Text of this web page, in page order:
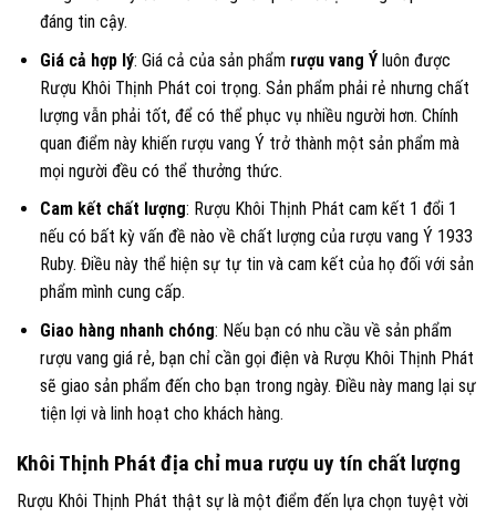
đáng tin cậy.
Giá cả hợp lý: Giá cả của sản phẩm rượu vang Ýluôn được
Rượu Khôi Thịnh Phát coi trọng. Sản phẩm phải rẻ nhưng chất
lượng vẫn phải tốt, để có thể phục vụ nhiều người hơn. Chính
quan điểm này khiến rượu vang Ý trở thành một sản phẩm mà
mọi người đều có thể thưởng thức.
Cam kết chất lượng: Rượu Khôi Thịnh Phát cam kết 1 đổi 1
nếu có bất kỳ vấn đề nào về chất lượng của rượu vang Ý 1933
Ruby. Điều này thể hiện sự tự tin và cam kết của họ đối với sản
phẩm mình cung cấp.
Giao hàng nhanh chóng: Nếu bạn có nhu cầu về sản phẩm
rượu vang giá rẻ, bạn chỉ cần gọi điện và Rượu Khôi Thịnh Phát
sẽ giao sản phẩm đến cho bạn trong ngày. Điều này mang lại sự
tiện lợi và linh hoạt cho khách hàng.
Khôi Thịnh Phát địa chỉ mua rượu uy tín chất lượng
Rượu Khôi Thịnh Phát thật sự là một điểm đến lựa chọn tuyệt vời